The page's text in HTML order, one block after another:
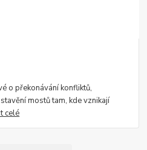
o překonávání konfliktů,
mostů tam, kde vznikají
celé